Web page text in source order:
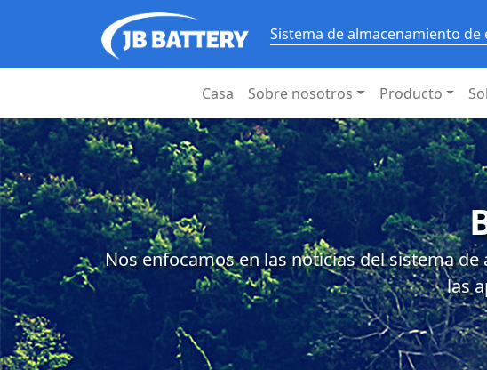
Sistema de almacenamiento
Casa Sobre nosotros Producto
Nos enfocamos en las noticias del sistema
las